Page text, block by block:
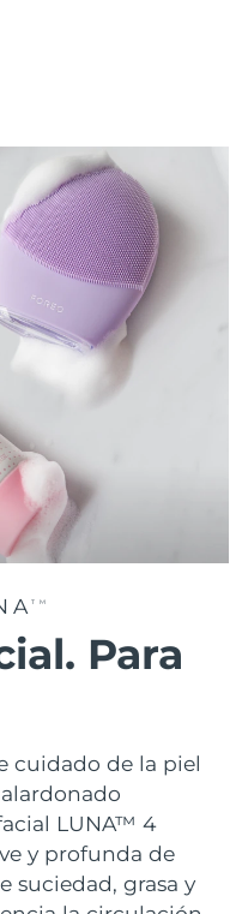
TM
Para
cuidado de la piel
LUNA™ 4
y profunda de
suciedad, grasa y